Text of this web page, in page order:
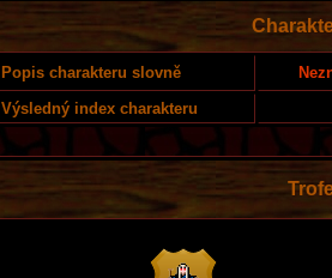
Popis charakteru slovně
Výsledný index charakteru